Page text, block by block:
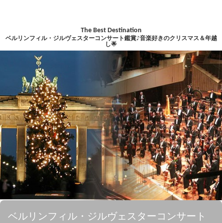
The Best Destination
ベルリンフィル・ジルヴェスターコンサート鑑賞♪音楽好きのクリスマス＆年越
し🌟
ベルリンフィル・ジルヴェスターコンサート